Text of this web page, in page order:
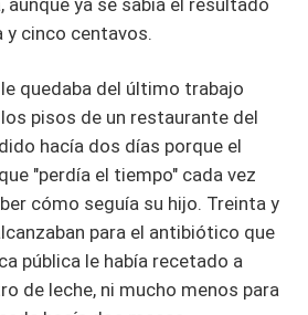
aunque ya se sabía el resultado
y cinco centavos.
quedaba del último trabajo
pisos de un restaurante del
hacía dos días porque el
"perdía el tiempo" cada vez
cómo seguía su hijo. Treinta y
para el antibiótico que
pública le había recetado a
de leche, ni mucho menos para